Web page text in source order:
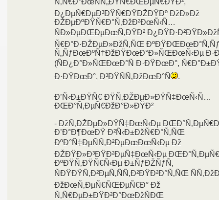
Ñ‚Ñ€Ð°ÐœÑÑ„ÐŸÑ€ÐŒÐµÑ€ÐŸÐ²,
Ð¿ÐµÑ€ÐµÐ³ÐŸÑ€ÐŸÐŽÐŸÐº ÐžÐ»Ðž
ÐŽÐµÐºÐŸÑ€Ð°Ñ‚ÐžÐ²ÐœÑ‹Ñ…
ÑÐ»ÐµÐŒÐµÐœÑ‚ÐŸÐ²
Ñ€Ð°Ð·ÐŽÐµÐ»ÐžÑ‚ÑŒ
Ñ„ÑƒÐœÐºÑ†ÐžÐŸÐœÐ°Ð»ÑŒÐœÑ‹Ðµ
(ÑÐ¿Ð°Ð»ÑŒÐœÐ°Ñ Ð·ÐŸÐœÐ°,
Ð·ÐŸÐœÐ°, Ð³ÐŸÑÑ‚ÐžÐœÐ°Ñ
.
Ð’Ñ‹Ð±ÐŸÑ€ ÐŸÑ‚ÐŽÐµÐ»ÐŸÑ‡ÐœÑ‹Ñ…
ÐŒÐ°Ñ‚ÐµÑ€ÐžÐ°Ð»ÐŸÐ²
- ÐžÑ‚ÐŽÐµÐ»ÐŸÑ‡ÐœÑ‹Ðµ
Ð’Ð°Ð¶ÐœÐŸ Ð²Ñ‹Ð±ÐžÑ€Ð°Ñ‚ÑŒ
ÐºÐ°Ñ‡ÐµÑÑ‚Ð²ÐµÐœÐœÑ‹Ðµ Ðž
ÐŽÐŸÐ»Ð³ÐŸÐ²ÐµÑ‡ÐœÑ‹Ðµ
ÐºÐŸÑ‚ÐŸÑ€Ñ‹Ðµ Ð±ÑƒÐŽÑƒÑ‚
ÑÐŸÐŸÑ‚Ð²ÐµÑ‚ÑÑ‚Ð²ÐŸÐ²Ð°Ñ‚ÑŒ
ÐžÐœÑ‚ÐµÑ€ÑŒÐµÑ€Ð° Ðž
Ñ‚Ñ€ÐµÐ±ÐŸÐ²Ð°ÐœÐžÑÐŒ